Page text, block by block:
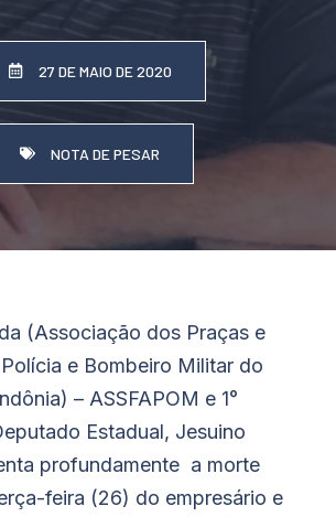
27 DE MAIO DE 2020
NOTA DE PESAR
(Associação dos Praças e
e Bombeiro Militar do
– ASSFAPOM e 1°
Estadual, Jesuino
profundamente a morte
feira (26) do empresário e